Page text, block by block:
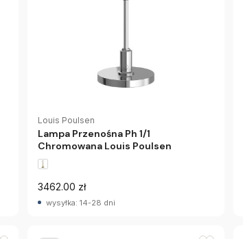
Louis Poulsen
Lampa Przenośna Ph 1/1
Chromowana Louis Poulsen
3462.00 zł
wysyłka: 14-28 dni